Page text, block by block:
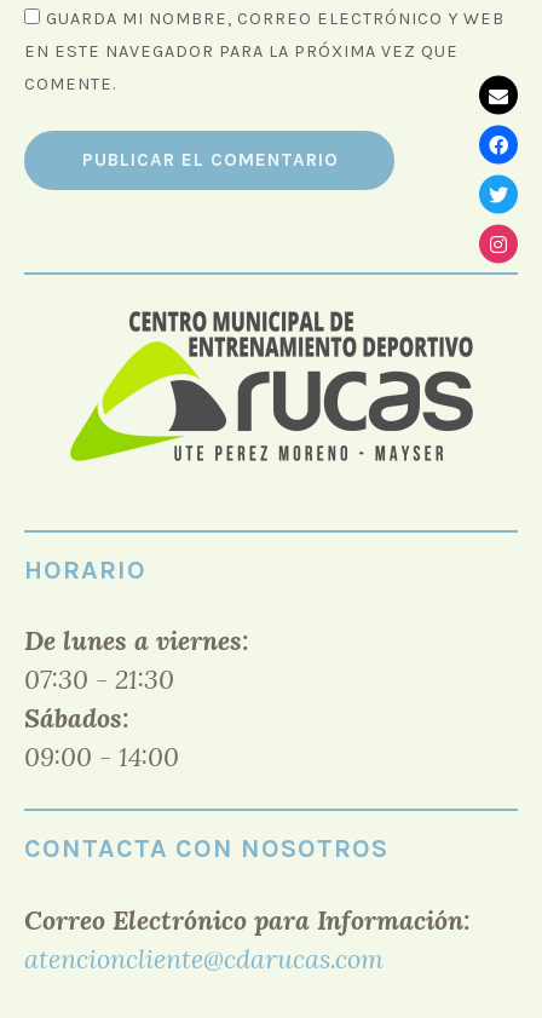
GUARDA MI NOMBRE, CORREO ELECTRÓNICO Y WEB
EN ESTE NAVEGADOR PARA LA PRÓXIMA VEZ QUE
COMENTE.
HORARIO
De lunes a viernes:
07:30 - 21:30
Sábados:
09:00 - 14:00
CONTACTA CON NOSOTROS
Correo Electrónico para Información:
atencioncliente@cdarucas.com